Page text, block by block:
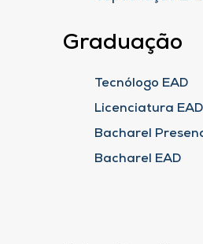
Graduação
Tecnólogo EAD
Licenciatura EAD
Bacharel
Bacharel EAD